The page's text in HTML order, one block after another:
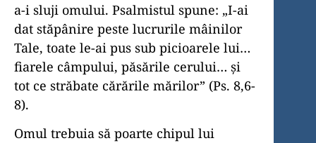
a-i sluji omului. Psalmistul spune: „I-ai
dat stăpânire peste lucrurile mâinilor
Tale, toate le-ai pus sub picioarele lui…
fiarele câmpului, păsările cerului… și
tot ce străbate cărările mărilor” (Ps. 8,6-
8).
Omul trebuia să poarte chipul lui